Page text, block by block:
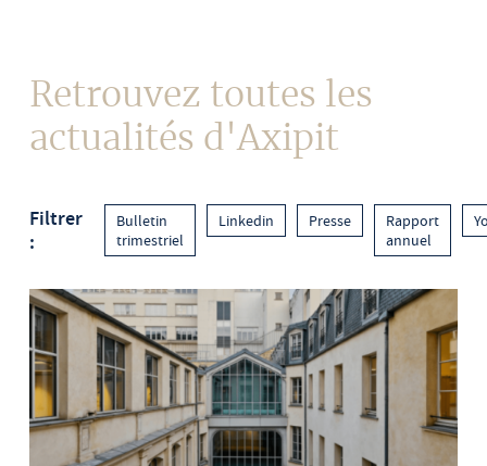
Retrouvez toutes les
actualités d'Axipit
Filtrer
:
Bulletin
trimestriel
Linkedin Presse
Rapport
annuel